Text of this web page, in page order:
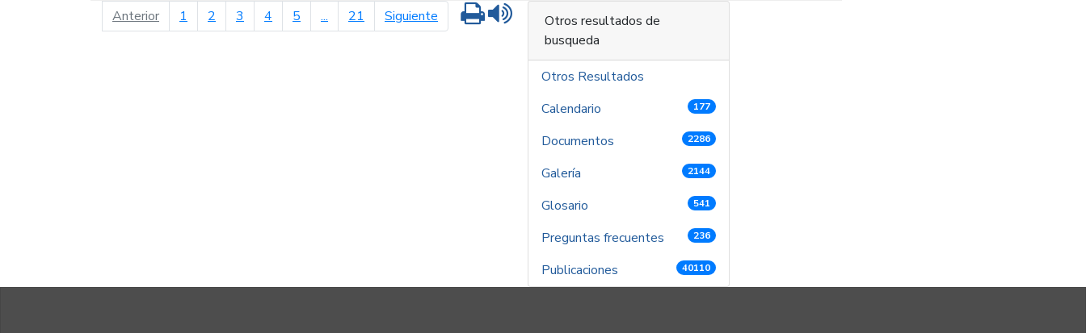
Anteriorpágina anterior
1 2 3 4 5 ... 21 Siguiente página siguiente
Imprimir
Otros resultados de
busqueda
Otros Resultados
Calendario
177
Documentos 2286
Galería 2144
Glosario 541
Preguntas frecuentes 236
Publicaciones 40110